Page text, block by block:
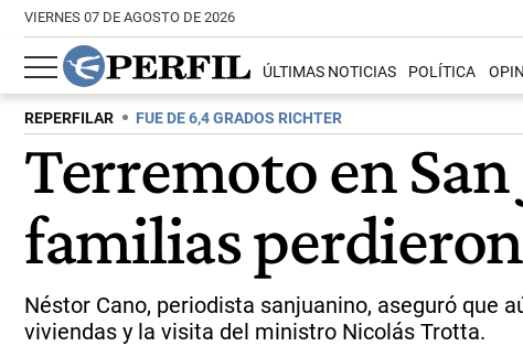
VIERNES 07 DE AGOSTO DE 2026
ÚLTIMAS NOTICIAS POLÍTICA
REPERFILAR FUE DE 6,4 GRADOS RICHTER
Terremoto en
familias
Néstor Cano, periodista sanjuanino, aseguró que
viviendas y la visita del ministro Nicolás Trotta.